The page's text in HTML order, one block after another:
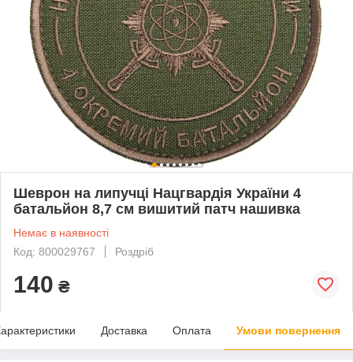
Шеврон на липучці Нацгвардія України 4
батальйон 8,7 см вишитий патч нашивка
Немає в наявності
Код: 800029767
Роздріб
140 ₴
Доставка Оплата Умови повернення